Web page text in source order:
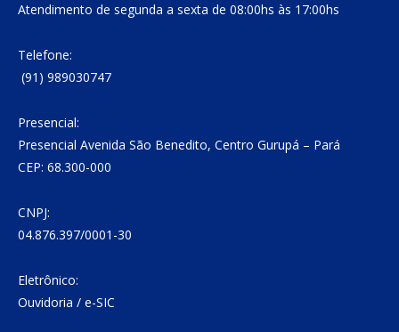
Atendimento de segunda a sexta de 08:00hs às 17:00hs
Telefone:
(91) 989030747
Presencial:
Presencial Avenida São Benedito, Centro Gurupá – Pará
CEP: 68.300-000
CNPJ:
04.876.397/0001-30
Eletrônico:
Ouvidoria / e-SIC